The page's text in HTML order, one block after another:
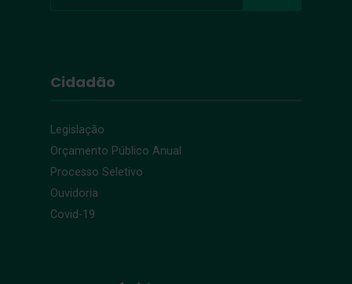
Cidadão
Legislação
Orçamento Público Anual
Processo Seletivo
Ouvidoria
Covid-19